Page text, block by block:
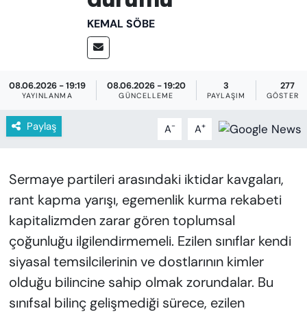
KEMAL SÖBE
08.06.2026 - 19:19
YAYINLANMA
08.06.2026 - 19:20
GÜNCELLEME
3
PAYLAŞIM
277
Paylaş A- A+
Sermaye partileri arasındaki iktidar kavgaları,
rant kapma yarışı, egemenlik kurma rekabeti
kapitalizmden zarar gören toplumsal
çoğunluğu ilgilendirmemeli. Ezilen sınıflar kendi
siyasal temsilcilerinin ve dostlarının kimler
olduğu bilincine sahip olmak zorundalar. Bu
sınıfsal bilinç gelişmediği sürece, ezilen
GAZETECİLİĞİNİ GELİŞTİRMEK
FAYDALI BİLGİLER
GÜNDEM
EĞİTİM
SAĞLIK
SPOR
KÜLTÜR-SANAT
MAGAZİN
Süper Lig Puan Durumu ve Fikstür
Son Dakika Haberleri
Haber Arşivi